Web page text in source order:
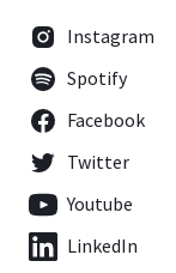
Instagram
Spotify
Facebook
Twitter
Youtube
LinkedIn